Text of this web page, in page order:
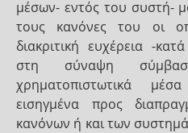
μέσων- εντός του συστή-
τους κανόνες του οι
διακριτική ευχέρεια -
στη σύναψη
χρηματοπιστωτικά
εισηγμένα προς
κανόνων ή και των